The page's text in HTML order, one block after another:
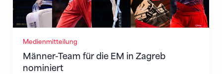
Medienmitteilung
Männer-Team für die EM in Zagreb
nominiert